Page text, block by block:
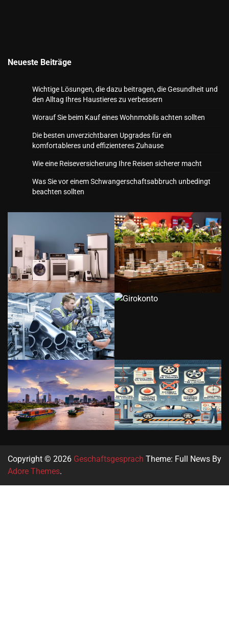
Neueste Beiträge
Wichtige Lösungen, die dazu beitragen, die Gesundheit und
den Alltag Ihres Haustieres zu verbessern
Worauf Sie beim Kauf eines Wohnmobils achten sollten
Die besten unverzichtbaren Upgrades für ein
komfortableres und effizienteres Zuhause
Wie eine Reiseversicherung Ihre Reisen sicherer macht
Was Sie vor einem Schwangerschaftsabbruch unbedingt
beachten sollten
Copyright © 2026 Geschaftsgesprach Theme: Full News By
Adore Themes.